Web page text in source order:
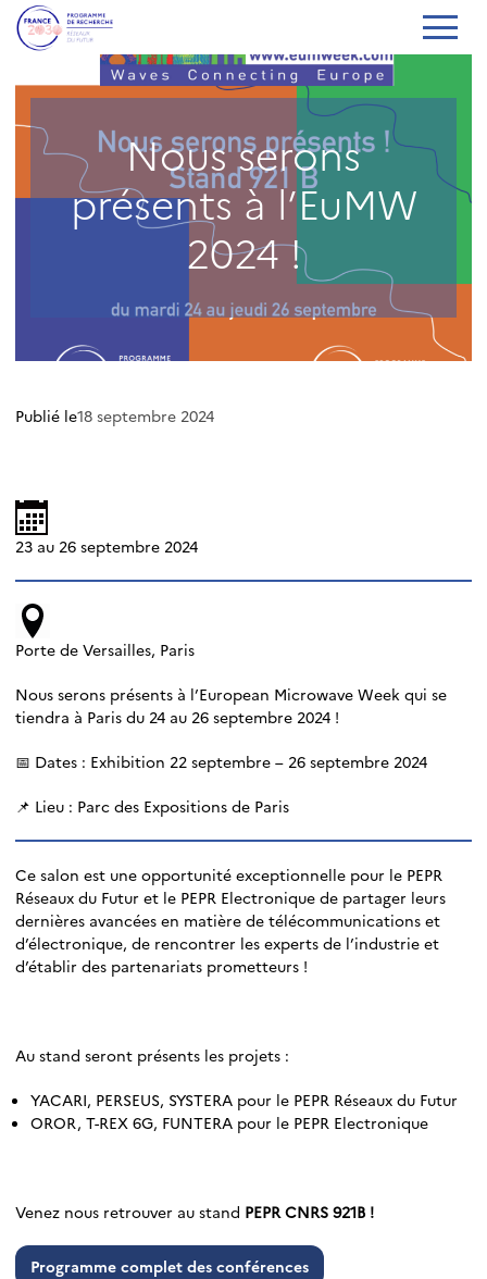
Nous serons
présents à l’EuMW
2024 !
Publié le18 septembre 2024
23 au 26 septembre 2024
Porte de Versailles, Paris
Nous serons présents à l’European Microwave Week qui se
tiendra à Paris du 24 au 26 septembre 2024 !
📅 Dates : Exhibition 22 septembre – 26 septembre 2024
📌 Lieu : Parc des Expositions de Paris
Ce salon est une opportunité exceptionnelle pour le PEPR
Réseaux du Futur et le PEPR Electronique de partager leurs
dernières avancées en matière de télécommunications et
d’électronique, de rencontrer les experts de l’industrie et
d’établir des partenariats prometteurs !
Au stand seront présents les projets :
YACARI, PERSEUS, SYSTERA pour le PEPR Réseaux du Futur
OROR, T-REX 6G, FUNTERA pour le PEPR Electronique
Venez nous retrouver au stand PEPR CNRS 921B !
Programme complet des conférences